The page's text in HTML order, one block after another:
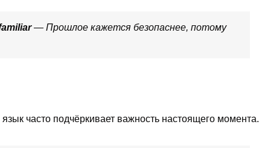
— Прошлое кажется безопаснее, потому
часто подчёркивает важность настоящего момента.